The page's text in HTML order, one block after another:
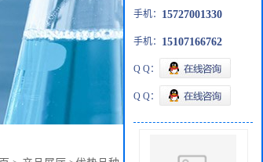
手机： 15727001330
手机： 15107166762
Q Q：
Q Q：